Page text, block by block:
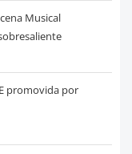
Musical
promovida por